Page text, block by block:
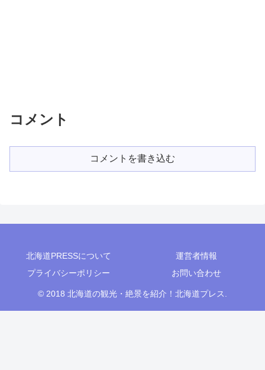
コメント
コメントを書き込む
北海道PRESSについて
運営者情報
プライバシーポリシー
お問い合わせ
© 2018 北海道の観光・絶景を紹介！北海道プレス.